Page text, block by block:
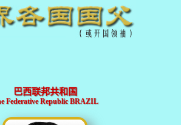
巴西联邦共和国
Federative Republic BRAZIL